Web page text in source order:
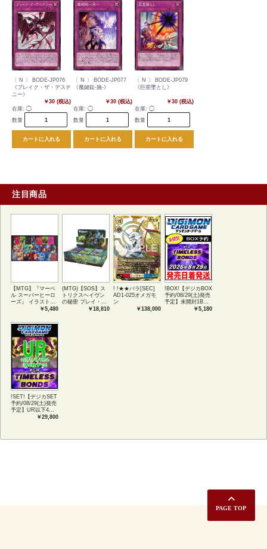
〔 N 〕 BODE-JP076
《ブレイク・ザ・デステ
ニー》
￥30 (税込)
在庫: ◯
数量
カートに入れる
〔 N 〕 BODE-JP077
《魔鍵錠-施-》
￥30 (税込)
在庫: ◯
数量
カートに入れる
〔 N 〕 BODE-JP079
《巨星墜とし》
￥30 (税込)
在庫: ◯
数量
カートに入れる
注目商品
【MTG】『マーベ
ル スーパーヒーロ
ーズ』 イラストコ
レクション 54種コ
アートカード(JPN)
￥5,480
(MTG)【SOS】ス
トリクスヘイヴン
の秘密 プレイ・ブ
ースター1BOX日本
￥18,810
! !★★パラ[SEC]
AD1-025オメガモ
ン
￥138,000
!BOX!【デジカBOX
予約/08/29(土)発売
予定】未開封1BOX
￥5,180
!SET!【デジカSET
予約/08/29(土)発売
予定】UR以下4コ
ンセット 【BT-￥29,800